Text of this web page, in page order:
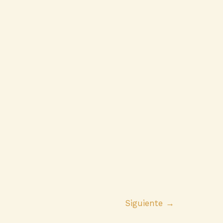
Siguiente →